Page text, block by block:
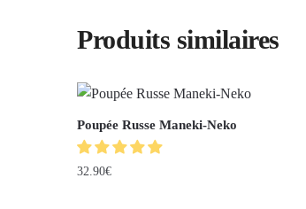
Produits similaires
Poupée Russe Maneki-Neko
32.90€